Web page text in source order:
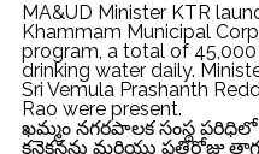
MA&UD Minister KTR
Khammam Municipal
program, a total of
drinking water daily.
Sri Vemula Prashanth
Rao were present.
ఖమ్మం నగరపాలక సంస్థ పరిధిలో
కనెక్షన్లను మరియు ప్రతిరోజు